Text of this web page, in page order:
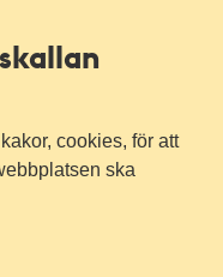
cookies, för att
ska